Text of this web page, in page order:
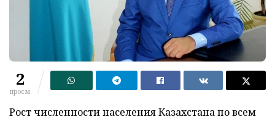
2
просм.
Рост численности населения Казахстана по всем